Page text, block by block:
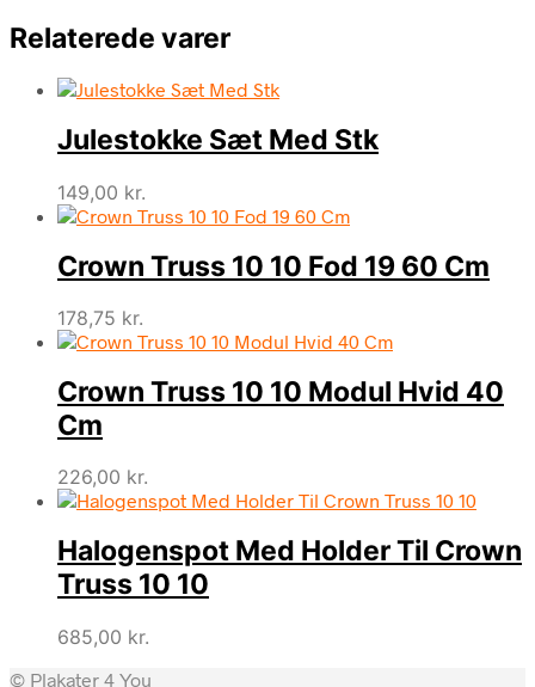
Relaterede varer
Julestokke Sæt Med Stk
149,00 kr.
Crown Truss 10 10 Fod 19 60 Cm
178,75 kr.
Crown Truss 10 10 Modul Hvid 40
Cm
226,00 kr.
Halogenspot Med Holder Til Crown
Truss 10 10
685,00 kr.
© Plakater 4 You